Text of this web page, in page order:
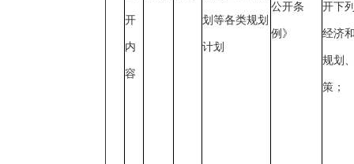
开
内
容
划等各类规划
计划
公开条
例》
开下
经济
规划
策；